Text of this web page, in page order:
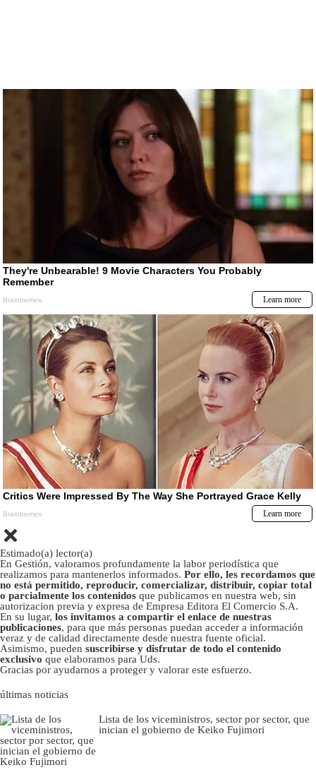
Estimado(a) lector(a)
En Gestión, valoramos profundamente la labor periodística que
realizamos para mantenerlos informados. Por ello, les recordamos que
no está permitido, reproducir, comercializar, distribuir, copiar total
o parcialmente los contenidos que publicamos en nuestra web, sin
autorizacion previa y expresa de Empresa Editora El Comercio S.A.
En su lugar, los invitamos a compartir el enlace de nuestras
publicaciones, para que más personas puedan acceder a información
veraz y de calidad directamente desde nuestra fuente oficial.
Asimismo, pueden suscribirse y disfrutar de todo el contenido
exclusivo que elaboramos para Uds.
Gracias por ayudarnos a proteger y valorar este esfuerzo.
últimas noticias
Lista de los viceministros, sector por sector, que
inician el gobierno de Keiko Fujimori